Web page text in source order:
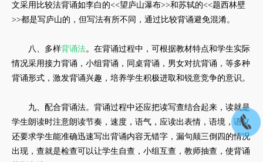
文采用比较法背诵如李白的<<望庐山瀑布>>和苏轼的<<题西林壁
>>都是写庐山的，但写法有所不同，通过比较背诵避免混淆。
八、多样背诵法。在背诵过程中，可根据教材特点和学生实际
情况采用接力背诵，小组背诵，同桌背诵，男女对抗背诵，等多种
背诵形式，激发背诵兴趣，培养学生积极进取和锐意竞争的意识。
九、配合背诵法。背诵过程中还应把读写查结合起来，读就是
学生朗读时注意朗读节奏，速度，语气，应读出表情，语境，语义
还要求学生能准确迅速写出背诵内容无错字，漏句颠三倒四的情况
出现，查就是检查可以让学生自查，小组互查，教师抽查，使背诵